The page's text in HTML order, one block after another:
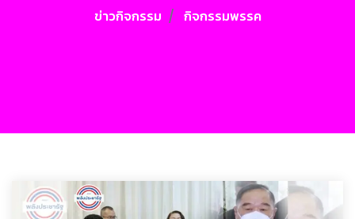
ข่าวกิจกรรม กิจกรรมพรรค